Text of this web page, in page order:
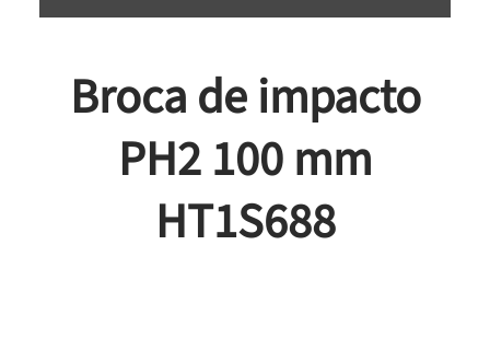
Broca de impacto
PH2 100 mm
HT1S688